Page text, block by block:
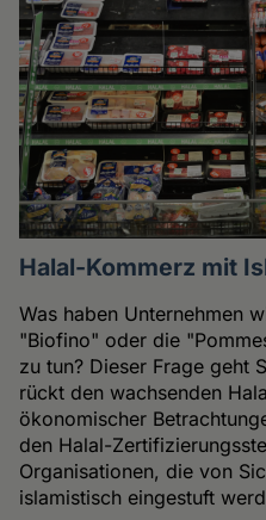
Halal-Kommerz mit
Was haben Unternehmen
"Biofino" oder die
zu tun? Dieser Frage geht
rückt den wachsenden
ökonomischer
den Halal-
Organisationen, die von
islamistisch eingestuft